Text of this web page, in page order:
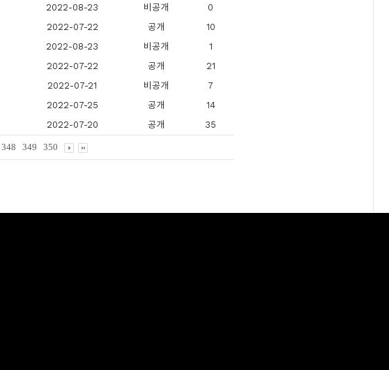
2022-08-23 비공개
0
2022-07-22 공개
10
2022-08-23 비공개
1
2022-07-22 공개
21
2022-07-21 비공개
7
2022-07-25 공개
14
2022-07-20 공개 35
348 349 350